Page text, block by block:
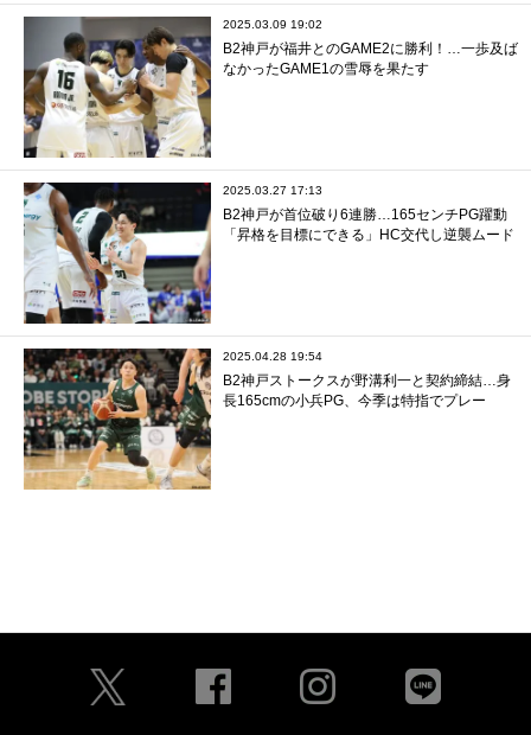
2025.03.09 19:02
B2神戸が福井とのGAME2に勝利！…一歩及ば
なかったGAME1の雪辱を果たす
2025.03.27 17:13
B2神戸が首位破り6連勝…165センチPG躍動
「昇格を目標にできる」HC交代し逆襲ムード
2025.04.28 19:54
B2神戸ストークスが野溝利一と契約締結…身
長165cmの小兵PG、今季は特指でプレー